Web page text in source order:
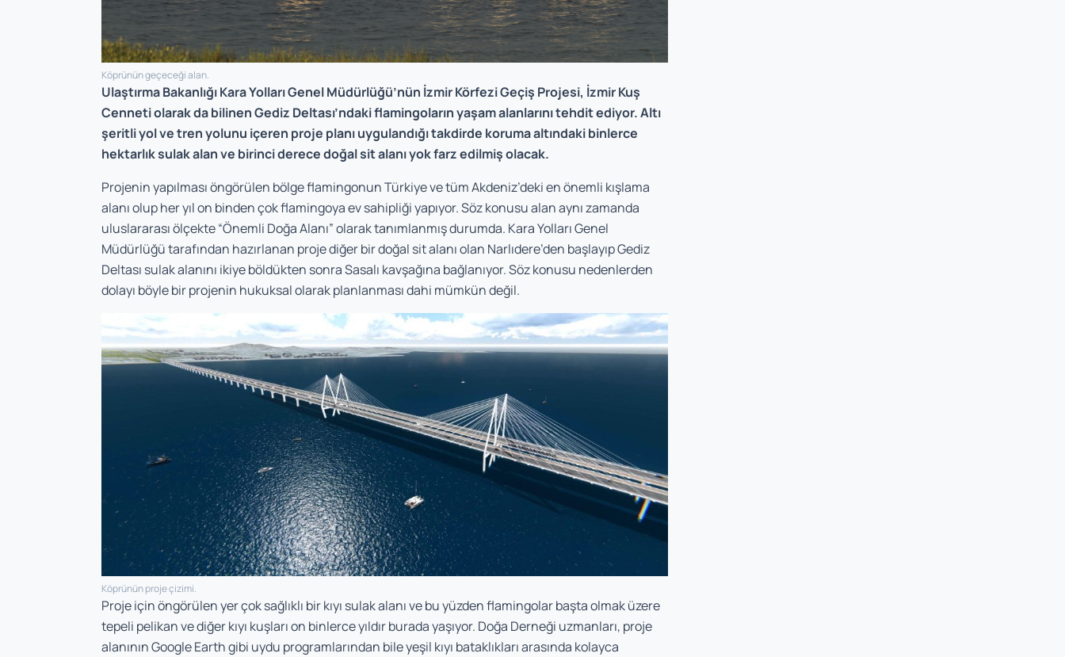
Köprünün geçeceği alan.
Ulaştırma Bakanlığı Kara Yolları Genel Müdürlüğü’nün İzmir Körfezi Geçiş Projesi, İzmir Kuş
Cenneti olarak da bilinen Gediz Deltası’ndaki flamingoların yaşam alanlarını tehdit ediyor. Altı
şeritli yol ve tren yolunu içeren proje planı uygulandığı takdirde koruma altındaki binlerce
hektarlık sulak alan ve birinci derece doğal sit alanı yok farz edilmiş olacak.
Projenin yapılması öngörülen bölge flamingonun Türkiye ve tüm Akdeniz’deki en önemli kışlama
alanı olup her yıl on binden çok flamingoya ev sahipliği yapıyor. Söz konusu alan aynı zamanda
uluslararası ölçekte “Önemli Doğa Alanı” olarak tanımlanmış durumda. Kara Yolları Genel
Müdürlüğü tarafından hazırlanan proje diğer bir doğal sit alanı olan Narlıdere’den başlayıp Gediz
Deltası sulak alanını ikiye böldükten sonra Sasalı kavşağına bağlanıyor. Söz konusu nedenlerden
dolayı böyle bir projenin hukuksal olarak planlanması dahi mümkün değil.
Köprünün proje çizimi.
Proje için öngörülen yer çok sağlıklı bir kıyı sulak alanı ve bu yüzden flamingolar başta olmak üzere
tepeli pelikan ve diğer kıyı kuşları on binlerce yıldır burada yaşıyor. Doğa Derneği uzmanları, proje
alanının Google Earth gibi uydu programlarından bile yeşil kıyı bataklıkları arasında kolayca